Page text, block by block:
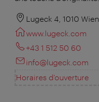
Lugeck 4, 1010 Wien
www.lugeck.com
+43 1 512 50 60
info@lugeck.com
Horaires d'ouverture